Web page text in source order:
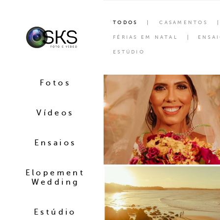
Fotos
Vídeos
Ensaios
Elopement
Wedding
Estúdio
TODOS CASAMENTOS
FÉRIAS EM NATAL
ESTÚDIO